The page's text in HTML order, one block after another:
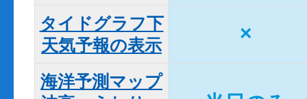
タイドグラフ下
天気予報の表示
×
海洋予測マップ